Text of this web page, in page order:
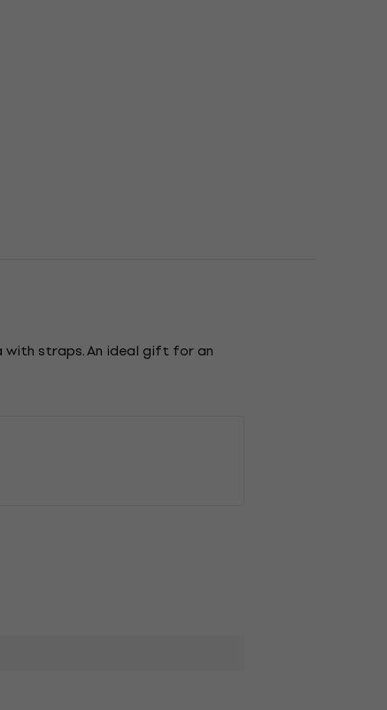
with straps. An ideal gift for an